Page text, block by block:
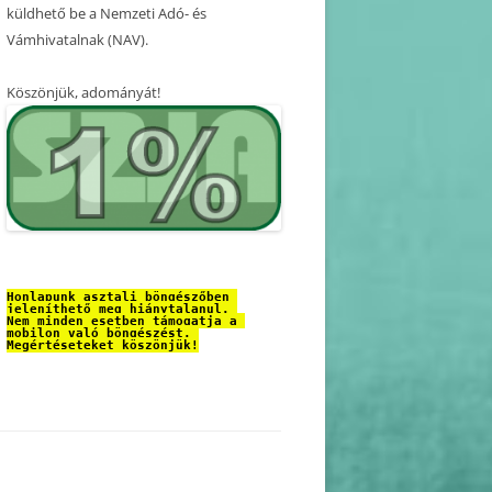
küldhető be a Nemzeti Adó- és
Vámhivatalnak (NAV).
Köszönjük, adományát!
Honlapunk asztali böngészőben
jeleníthető meg hiánytalanul.
Nem minden esetben támogatja a
mobilon való böngészést.
Megértéseteket köszönjük!